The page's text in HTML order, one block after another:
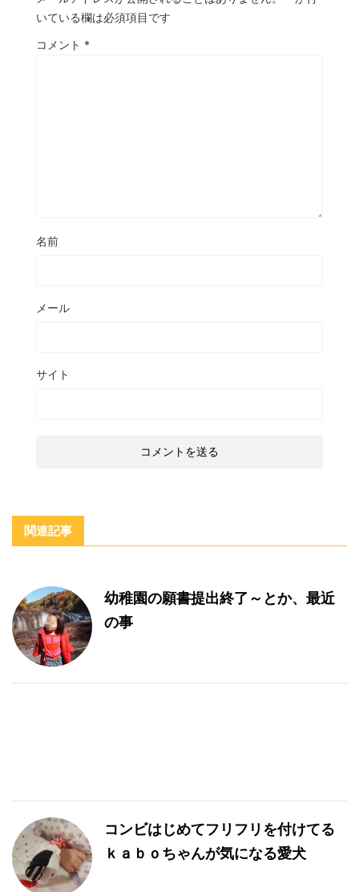
いている欄は必須項目です
コメント *
名前
メール
サイト
関連記事
幼稚園の願書提出終了～とか、最近
の事
コンビはじめてフリフリを付けてる
ｋａｂｏちゃんが気になる愛犬